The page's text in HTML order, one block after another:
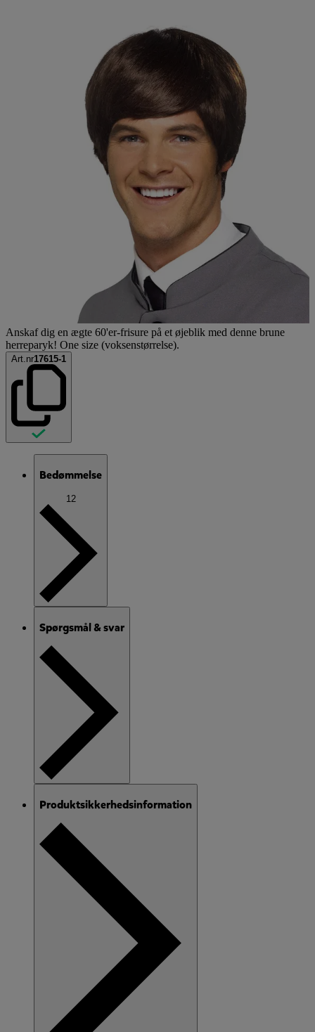
Anskaf dig en ægte 60'er-frisure på et øjeblik med denne brune
herreparyk! One size (voksenstørrelse).
Art.nr17615-1
Bedømmelse
12
Spørgsmål & svar
Produktsikkerhedsinformation